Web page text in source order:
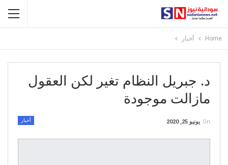
Home أخبار
د. جبريل النظام تغير لكن العقول
مازالت موجودة
أخبار On يونيو 25, 2020